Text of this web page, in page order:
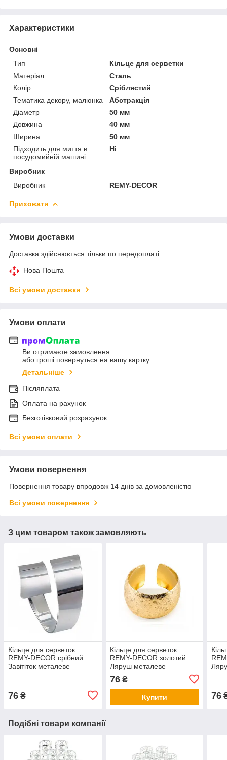
Характеристики
Основні
Тип
Кільце для серветки
Матеріал
Сталь
Колір
Сріблястий
Тематика декору, малюнка
Абстракція
Діаметр
50 мм
Довжина
40 мм
Ширина
50 мм
Підходить для миття в
посудомийній машині
Ні
Виробник
Виробник
REMY-DECOR
Приховати
Умови доставки
Доставка здійснюється тільки по передоплаті.
Нова Пошта
Всі умови доставки
Умови оплати
Ви отримаєте замовлення
або гроші повернуться на вашу картку
Детальніше
Післяплата
Оплата на рахунок
Безготівковий розрахунок
Всі умови оплати
Умови повернення
Повернення товару впродовж 14 днів за домовленістю
Всі умови повернення
З цим товаром також замовляють
Кільце для серветок
REMY-DECOR срібний
Завітіток металеве
76 ₴
Кільце для серветок
REMY-DECOR золотий
Ляруш металеве
сервірувальне кільце для
ресторанів кафе та дому
76₴
Купити 76
Подібні товари компанії